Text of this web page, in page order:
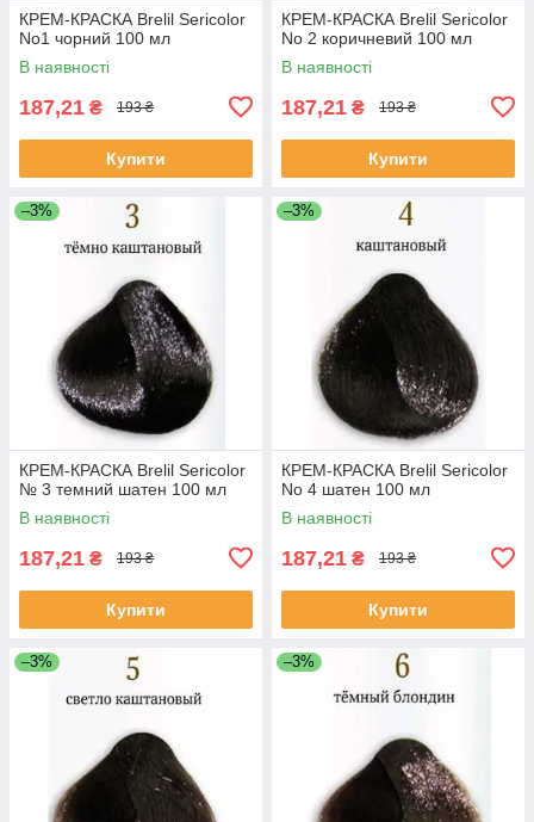
КРЕМ-КРАСКА Brelil Sericolor
No1 чорний 100 мл
В наявності
187,21 ₴ 193 ₴
Купити
КРЕМ-КРАСКА Brelil Sericolor
No 2 коричневий 100 мл
В наявності
187,21 ₴ 193 ₴
Купити
–3%
КРЕМ-КРАСКА Brelil Sericolor
№ 3 темний шатен 100 мл
В наявності
187,21 ₴ 193 ₴
Купити
–3%
КРЕМ-КРАСКА Brelil Sericolor
No 4 шатен 100 мл
В наявності
187,21 ₴ 193 ₴
Купити
–3% –3%